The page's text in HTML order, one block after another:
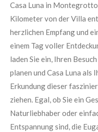
Casa Luna in
Kilometer von der Villa
herzlichen Empfang und
einem Tag voller
laden Sie ein, Ihren
planen und Casa Luna als
Erkundung dieser
ziehen. Egal, ob Sie ein
Naturliebhaber oder
Entspannung sind, die